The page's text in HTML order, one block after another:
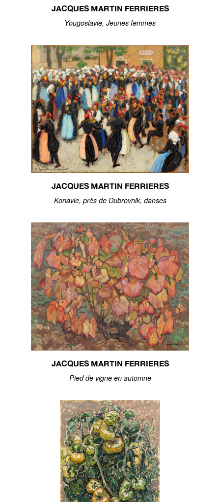
JACQUES MARTIN FERRIERES
Yougoslavie, Jeunes femmes
JACQUES MARTIN FERRIERES
Konavle, près de Dubrovnik, danses
JACQUES MARTIN FERRIERES
Pied de vigne en automne